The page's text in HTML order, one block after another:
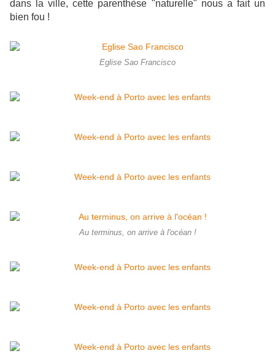
dans la ville, cette parenthèse "naturelle" nous a fait un
bien fou !
Eglise Sao Francisco
Au terminus, on arrive à l'océan !